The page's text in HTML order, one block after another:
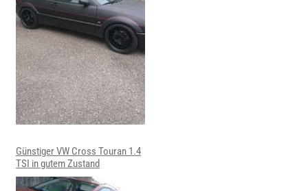
Günstiger VW Cross Touran 1.4
TSI in gutem Zustand